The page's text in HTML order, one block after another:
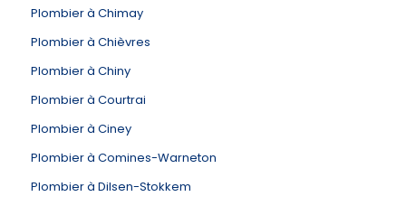
Plombier à Chimay
Plombier à Chièvres
Plombier à Chiny
Plombier à Courtrai
Plombier à Ciney
Plombier à Comines-Warneton
Plombier à Dilsen-Stokkem